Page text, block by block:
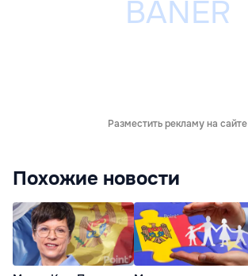
Разместить рекламу на сайте
Похожие новости